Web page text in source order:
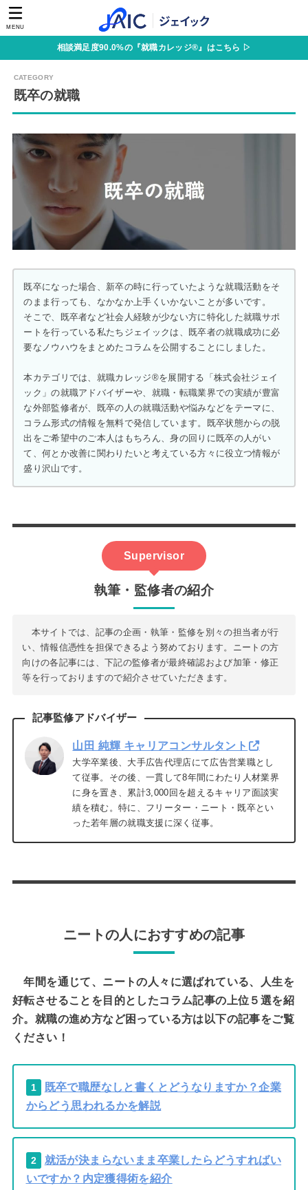
MENU
相談満足度90.0%の『就職カレッジ®』はこちら ▷
既卒の就職
既卒になった場合、新卒の時に行っていたような就職活動をそ
のまま行っても、なかなか上手くいかないことが多いです。
そこで、既卒者など社会人経験が少ない方に特化した就職サポ
ートを行っている私たちジェイックは、既卒者の就職成功に必
要なノウハウをまとめたコラムを公開することにしました。
本カテゴリでは、就職カレッジ®を展開する「株式会社ジェイ
ック」の就職アドバイザーや、就職・転職業界での実績が豊富
な外部監修者が、既卒の人の就職活動や悩みなどをテーマに、
コラム形式の情報を無料で発信しています。既卒状態からの脱
出をご希望中のご本人はもちろん、身の回りに既卒の人がい
て、何とか改善に関わりたいと考えている方々に役立つ情報が
盛り沢山です。
Supervisor
執筆・監修者の紹介
本サイトでは、記事の企画・執筆・監修を別々の担当者が行
い、情報信憑性を担保できるよう努めております。ニートの方
向けの各記事には、下記の監修者が最終確認および加筆・修正
等を行っておりますので紹介させていただきます。
記事監修アドバイザー
山田 純輝 キャリアコンサルタント
大学卒業後、大手広告代理店にて広告営業職とし
て従事。その後、一貫して8年間にわたり人材業界
に身を置き、累計3,000回を超えるキャリア面談実
績を積む。特に、フリーター・ニート・既卒とい
った若年層の就職支援に深く従事。
ニートの人におすすめの記事
年間を通じて、ニートの人々に選ばれている、人生を
好転させることを目的としたコラム記事の上位５選を紹
介。就職の進め方など困っている方は以下の記事をご覧
ください！
1
既卒で職歴なしと書くとどうなりますか？企業
からどう思われるかを解説
2
就活が決まらないまま卒業したらどうすればい
いですか？内定獲得術を紹介